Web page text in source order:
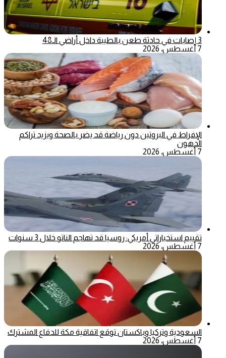
3 إصابات في حادثة طعن بالطيبة داخل أراضي الـ48
7 أغسطس، 2026
الإفراط في البروتين دون رياضة قد يضر بالصحة ويزيد تراكم
الدهون
7 أغسطس، 2026
تقييم استخباراتي أمريكي: روسيا قد تهاجم الناتو خلال 3 سنوات
7 أغسطس، 2026
السعودية وتركيا وباكستان توقع اتفاقية مكة للدفاع المشترك
7 أغسطس، 2026